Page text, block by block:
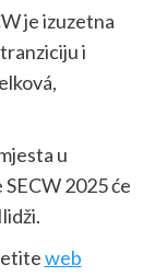
je izuzetna
i
u
2025 će
web